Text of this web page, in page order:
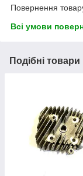
Повернення
Всі умови
Подібні товари